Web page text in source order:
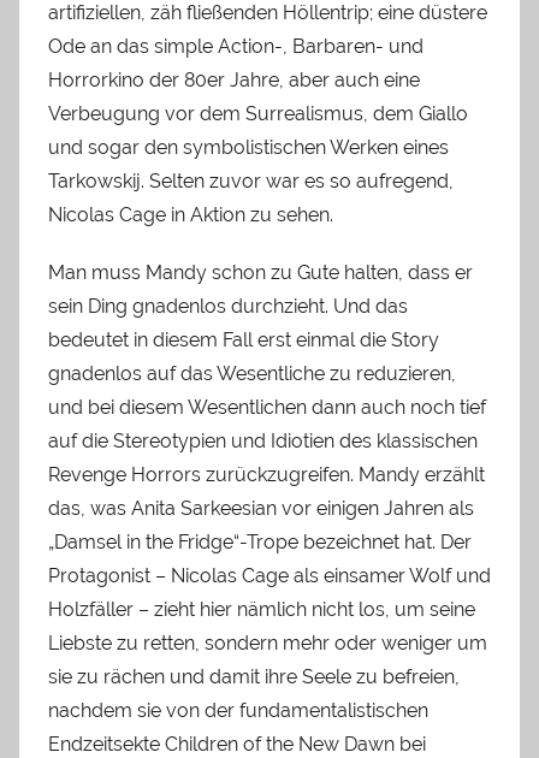
artifiziellen, zäh fließenden Höllentrip; eine düstere
Ode an das simple Action-, Barbaren- und
Horrorkino der 80er Jahre, aber auch eine
Verbeugung vor dem Surrealismus, dem Giallo
und sogar den symbolistischen Werken eines
Tarkowskij. Selten zuvor war es so aufregend,
Nicolas Cage in Aktion zu sehen.
Man muss Mandy schon zu Gute halten, dass er
sein Ding gnadenlos durchzieht. Und das
bedeutet in diesem Fall erst einmal die Story
gnadenlos auf das Wesentliche zu reduzieren,
und bei diesem Wesentlichen dann auch noch tief
auf die Stereotypien und Idiotien des klassischen
Revenge Horrors zurückzugreifen. Mandy erzählt
das, was Anita Sarkeesian vor einigen Jahren als
„Damsel in the Fridge“-Trope bezeichnet hat. Der
Protagonist – Nicolas Cage als einsamer Wolf und
Holzfäller – zieht hier nämlich nicht los, um seine
Liebste zu retten, sondern mehr oder weniger um
sie zu rächen und damit ihre Seele zu befreien,
nachdem sie von der fundamentalistischen
Endzeitsekte Children of the New Dawn bei